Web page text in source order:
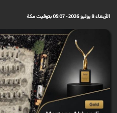
الأربعاء 8 يوليو 2026 - 05:07 بتوقيت مكة